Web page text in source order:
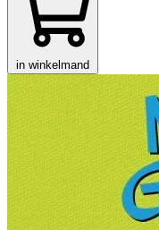
in winkelmand